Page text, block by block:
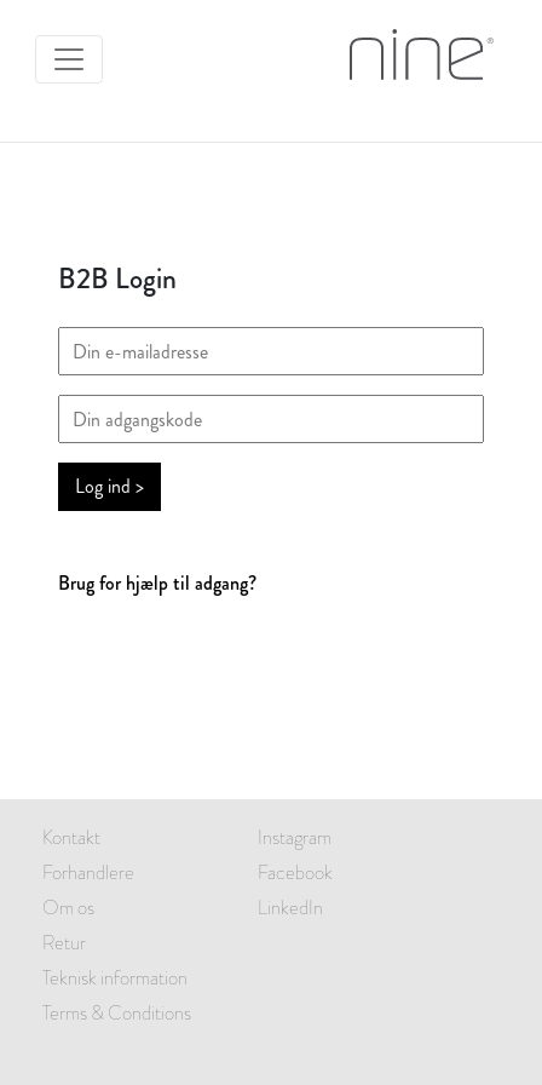
B2B Login
Log ind >
Brug for hjælp til adgang?
Kontakt
Forhandlere
Om os
Retur
Teknisk information
Terms & Conditions
Instagram
Facebook
LinkedIn